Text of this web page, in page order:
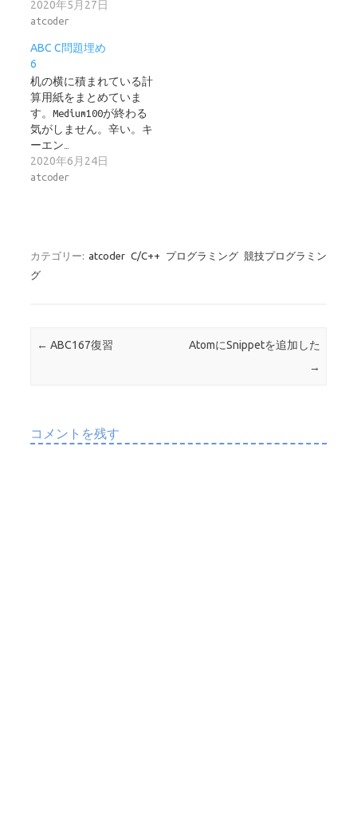
2020年5月27日
atcoder
ABC C問題埋め
6
机の横に積まれている計
算用紙をまとめていま
す。Medium100が終わる
気がしません。辛い。キ
ーエン…
2020年6月24日
atcoder
カテゴリー: atcoder C/C++ プログラミング 競技プログラミン
グ
投稿ナビゲーション
← ABC167復習
AtomにSnippetを追加した
→
コメントを残す